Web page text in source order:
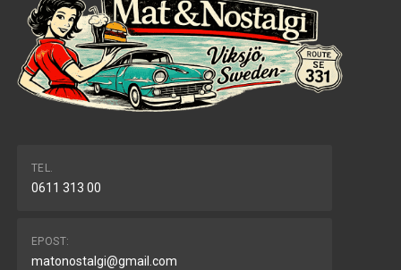
TEL.
0611 313 00
EPOST:
matonostalgi@gmail.com